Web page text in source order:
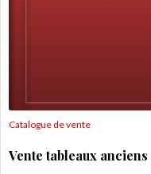
Catalogue de vente
Vente tableaux